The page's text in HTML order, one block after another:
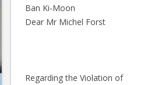
Ban Ki-Moon
Dear Mr Michel Forst
Regarding the Violation of